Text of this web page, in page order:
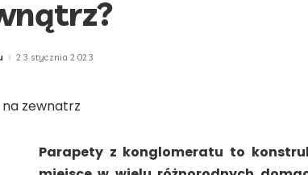
23 stycznia 2023
Parapety z konglomeratu to